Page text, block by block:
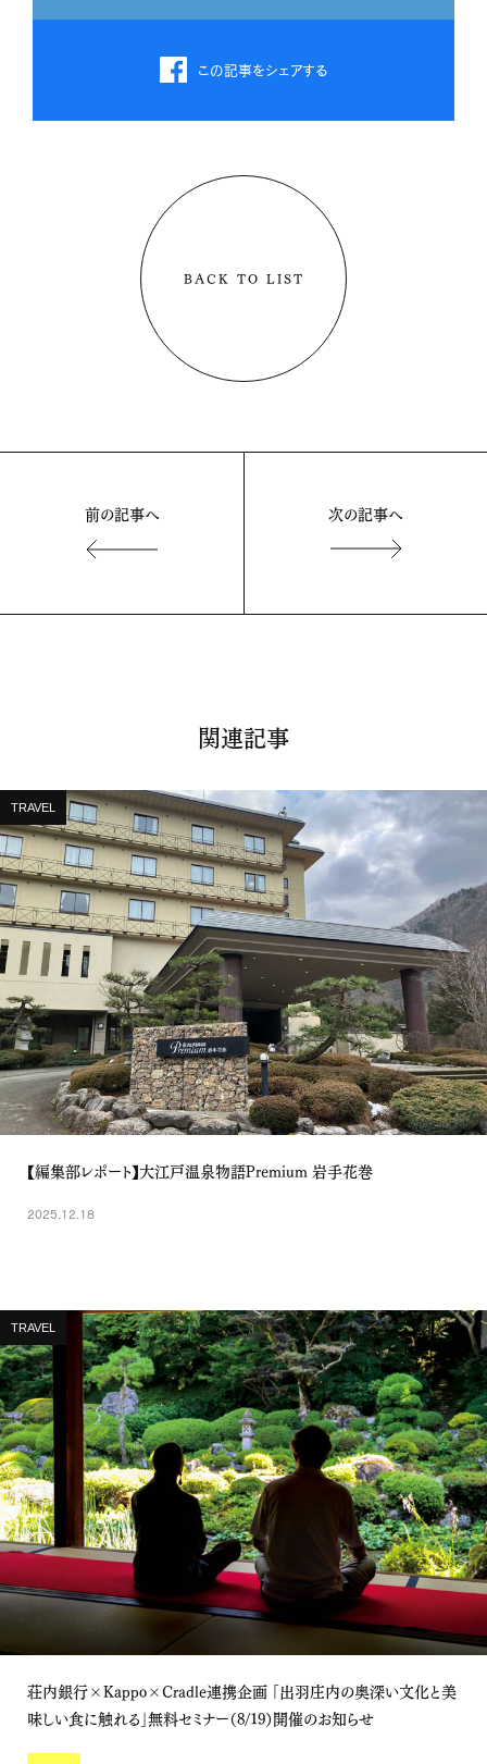
この記事をシェアする
BACK TO LIST
前の記事へ 次の記事へ
関連記事
TRAVEL
【編集部レポート】大江戸温泉物語Premium 岩手花巻
2025.12.18
TRAVEL
荘内銀行×Kappo×Cradle連携企画 「出羽庄内の奥深い文化と美
味しい食に触れる」無料セミナー（8/19）開催のお知らせ